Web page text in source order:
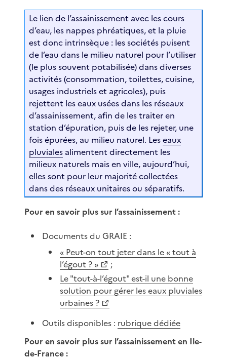
Le lien de l’assainissement avec les cours
d’eau, les nappes phréatiques, et la pluie
est donc intrinsèque : les sociétés puisent
de l’eau dans le milieu naturel pour l’utiliser
(le plus souvent potabilisée) dans diverses
activités (consommation, toilettes, cuisine,
usages industriels et agricoles), puis
rejettent les eaux usées dans les réseaux
d’assainissement, afin de les traiter en
station d’épuration, puis de les rejeter, une
fois épurées, au milieu naturel. Leseaux
pluviales alimentent directement les
milieux naturels mais en ville, aujourd’hui,
elles sont pour leur majorité collectées
dans des réseaux unitaires ou séparatifs.
Pour en savoir plus sur l’assainissement :
Documents du GRAIE :
« Peut-on tout jeter dans le « tout à
l’égout ? »
;
Le "tout-à-l’égout" est-il une bonne
solution pour gérer les eaux pluviales
urbaines ?
Outils disponibles : rubrique dédiée
Pour en savoir plus sur l’assainissement en Ile-
de-France :